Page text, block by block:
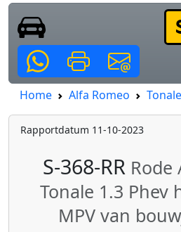
Home Alfa Romeo Tonale
Rapportdatum 11-10-2023
S-368-RR Rode
Tonale 1.3 Phev
MPV van